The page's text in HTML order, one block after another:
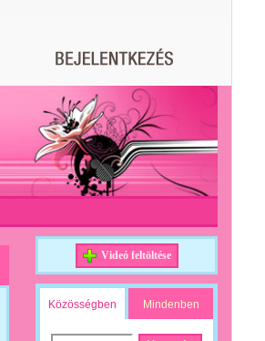
Videó feltöltése
Közösségben Mindenben